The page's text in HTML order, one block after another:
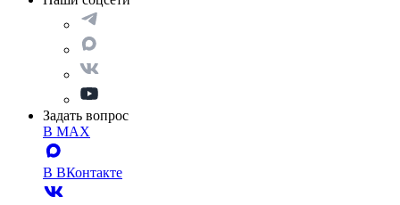
Задать вопрос
В MAX
В ВКонтакте